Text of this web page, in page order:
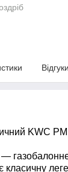
KWC
класичну